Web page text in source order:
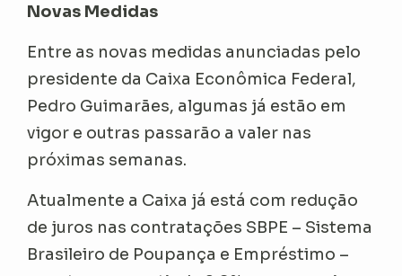
Novas Medidas
Entre as novas medidas anunciadas pelo
presidente da Caixa Econômica Federal,
Pedro Guimarães, algumas já estão em
vigor e outras passarão a valer nas
próximas semanas.
Atualmente a Caixa já está com redução
de juros nas contratações SBPE – Sistema
Brasileiro de Poupança e Empréstimo –